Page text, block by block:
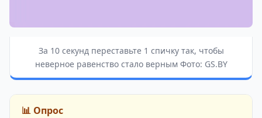
За 10 секунд переставьте 1 спичку так, чтобы
неверное равенство стало верным Фото: GS.BY
📊 Опрос